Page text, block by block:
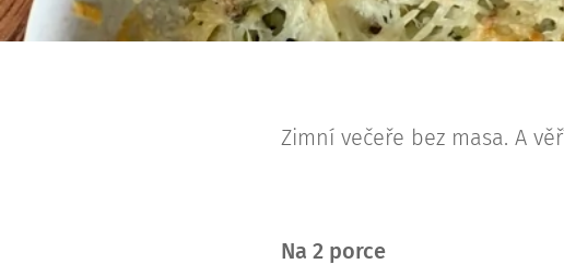
Zimní večeře bez masa. A
Na 2 porce